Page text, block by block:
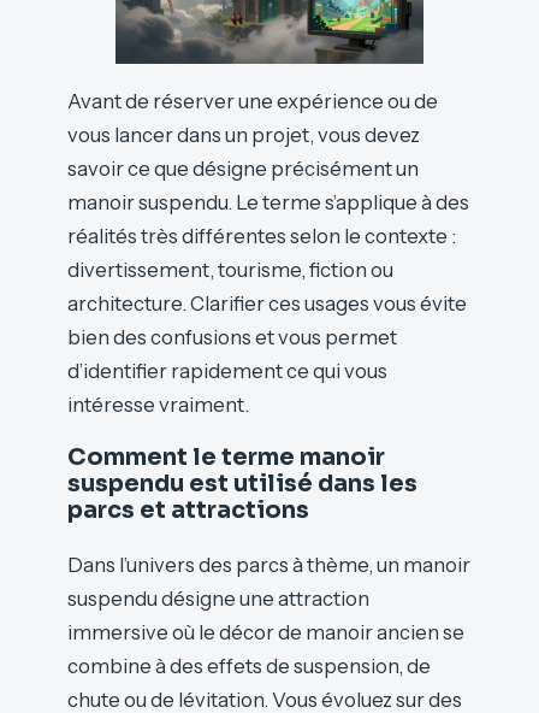
Avant de réserver une expérience ou de
vous lancer dans un projet, vous devez
savoir ce que désigne précisément un
manoir suspendu. Le terme s’applique à des
réalités très différentes selon le contexte :
divertissement, tourisme, fiction ou
architecture. Clarifier ces usages vous évite
bien des confusions et vous permet
d’identifier rapidement ce qui vous
intéresse vraiment.
Comment le terme manoir
suspendu est utilisé dans les
parcs et attractions
Dans l’univers des parcs à thème, un manoir
suspendu désigne une attraction
immersive où le décor de manoir ancien se
combine à des effets de suspension, de
chute ou de lévitation. Vous évoluez sur des